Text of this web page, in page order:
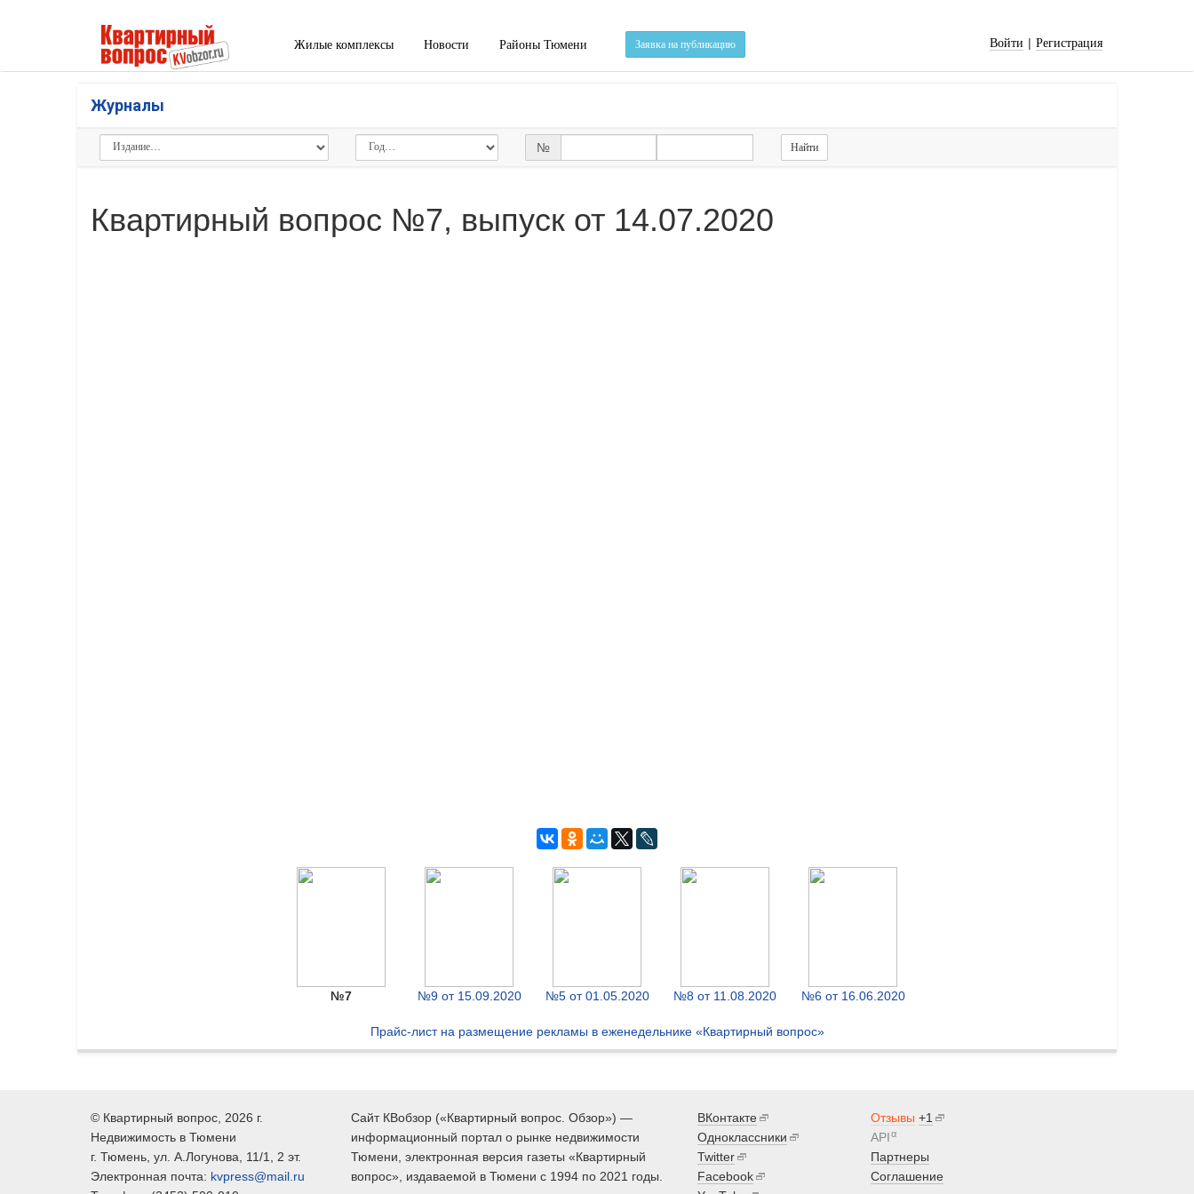
Жилые комплексы Новости Районы Тюмени Заявка на публикацию Войти | Регистрация
Журналы
№ Найти
Квартирный вопрос №7, выпуск от 14.07.2020
№7 №9 от 15.09.2020 №5 от 01.05.2020 №8 от 11.08.2020 №6 от 16.06.2020
Прайс-лист на размещение рекламы в еженедельнике «Квартирный вопрос»
© Квартирный вопрос , 2026 г.
Недвижимость в Тюмени
г. Тюмень , ул. А.Логунова, 11/1, 2 эт.
Электронная почта: kvpress@mail.ru
Сайт КВобзор («Квартирный вопрос. Обзор») —
информационный портал о рынке недвижимости
Тюмени, электронная версия газеты «Квартирный
вопрос», издаваемой в Тюмени с 1994 по 2021 годы.
ВКонтакте
Одноклассники
Twitter
Facebook
Отзывы +1
APIα
Партнеры
Соглашение